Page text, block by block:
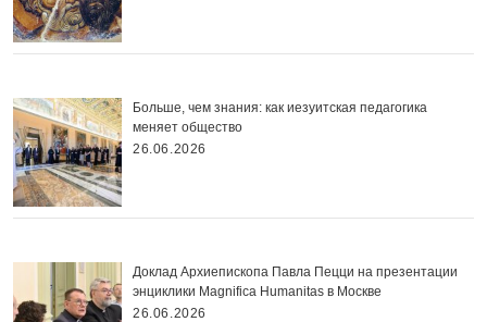
Больше, чем знания: как иезуитская педагогика
меняет общество
26.06.2026
Доклад Архиепископа Павла Пецци на презентации
энциклики Magnifica Нumanitas в Москве
26.06.2026